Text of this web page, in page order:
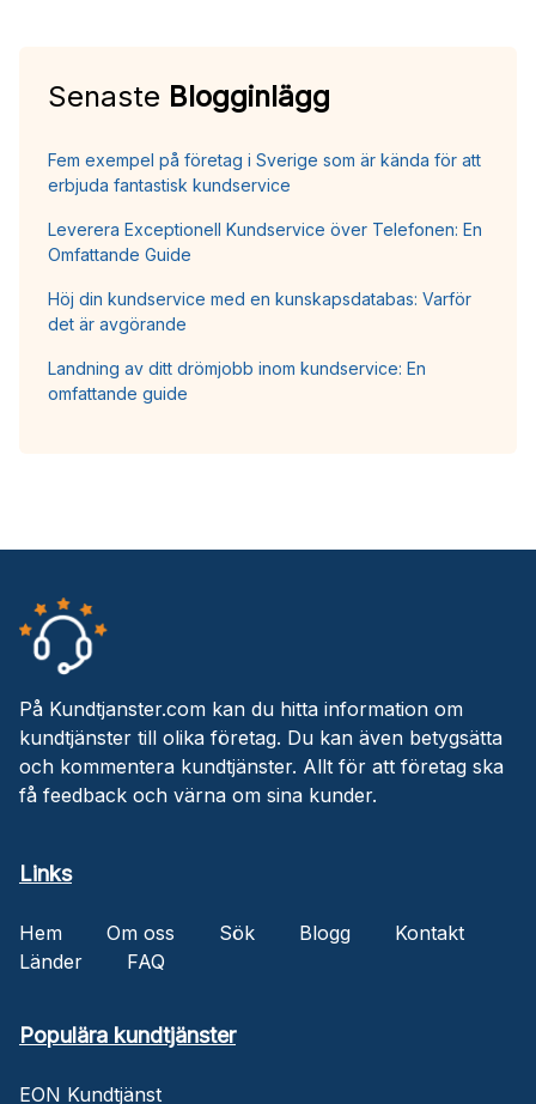
Senaste Blogginlägg
Fem exempel på företag i Sverige som är kända för att
erbjuda fantastisk kundservice
Leverera Exceptionell Kundservice över Telefonen: En
Omfattande Guide
Höj din kundservice med en kunskapsdatabas: Varför
det är avgörande
Landning av ditt drömjobb inom kundservice: En
omfattande guide
På Kundtjanster.com kan du hitta information om
kundtjänster till olika företag. Du kan även betygsätta
och kommentera kundtjänster. Allt för att företag ska
få feedback och värna om sina kunder.
Links
Hem Om oss Sök Blogg
Kontakt
Länder
FAQ
Populära kundtjänster
EON Kundtjänst